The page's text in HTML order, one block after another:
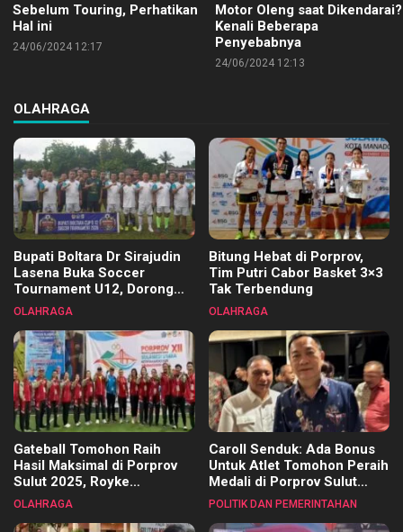
Sebelum Touring, Perhatikan
Hal ini
24/06/2024 12:17
Motor Oleng saat Dikendarai?
Kenali Beberapa
Penyebabnya
24/06/2024 12:13
OLAHRAGA
Bupati Boltara Dr Sirajudin
Lasena Buka Soccer
Tournament U12, Dorong
Pembinaan Merata di Setiap
OLAHRAGA
Bitung Hebat di Porprov,
Tim Putri Cabor Basket 3×3
Tak Terbendung
OLAHRAGA
Gateball Tomohon Raih
Hasil Maksimal di Porprov
Sulut 2025, Royke
Tangkawarouw Ucapkan
OLAHRAGA
Caroll Senduk: Ada Bonus
Untuk Atlet Tomohon Peraih
Medali di Porprov Sulut
2025
POLITIK DAN PEMERINTAHAN